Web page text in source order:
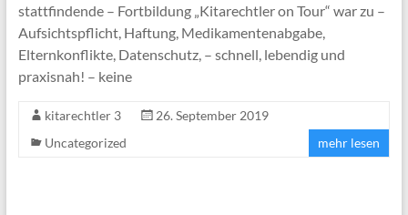
stattfindende – Fortbildung „Kitarechtler on Tour“ war zu –
Aufsichtspflicht, Haftung, Medikamentenabgabe,
Elternkonflikte, Datenschutz, – schnell, lebendig und
praxisnah! – keine
kitarechtler 3
26. September 2019
Uncategorized
mehr lesen